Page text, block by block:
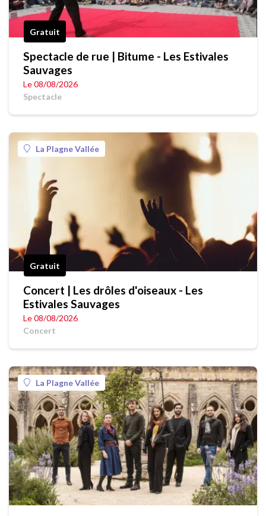
Gratuit
Spectacle de rue | Bitume - Les Estivales
Sauvages
Le 08/08/2026
Spectacle
La Plagne Vallée
Gratuit
Concert | Les drôles d'oiseaux - Les
Estivales Sauvages
Le 08/08/2026
Concert
La Plagne Vallée